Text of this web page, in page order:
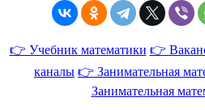
👉 Учебник математики 👉
каналы 👉 Занимательная
Занимательная